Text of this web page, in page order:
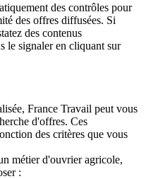
des contrôles pour
des offres diffusées. Si
des contenus
le signaler en cliquant sur
France Travail peut vous
d'offres. Ces
des critères que vous
métier d'ouvrier agricole,
: